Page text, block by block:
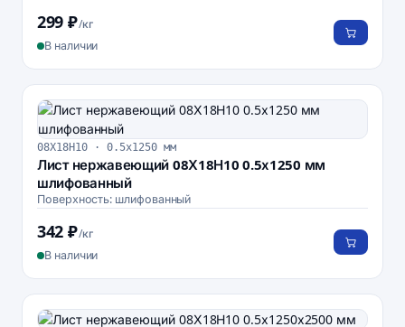
299 ₽/кг
В наличии
08Х18Н10 · 0.5х1250 мм
Лист нержавеющий 08Х18Н10 0.5х1250 мм
шлифованный
Поверхность: шлифованный
342 ₽/кг
В наличии